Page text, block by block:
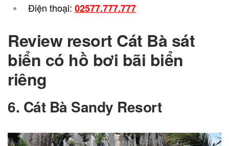
Điện thoại: 02577.777.777
Review resort Cát Bà sát
biển có hồ bơi bãi biển
riêng
6. Cát Bà Sandy Resort